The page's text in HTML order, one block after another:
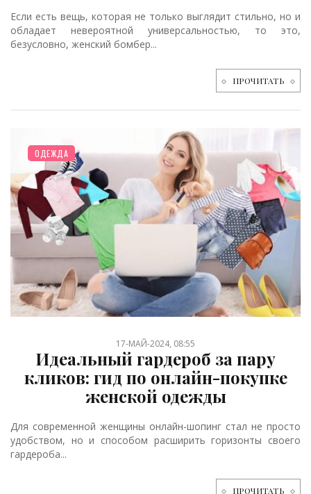
Если есть вещь, которая не только выглядит стильно, но и
обладает невероятной универсальностью, то это,
безусловно, женский бомбер...
ПРОЧИТАТЬ
ОДЕЖДА
17-МАЙ-2024, 08:55
Идеальный гардероб за пару
кликов: гид по онлайн-покупке
женской одежды
Для современной женщины онлайн-шопинг стал не просто
удобством, но и способом расширить горизонты своего
гардероба...
ПРОЧИТАТЬ